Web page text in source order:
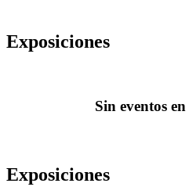
Exposiciones
Sin eventos
Exposiciones